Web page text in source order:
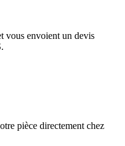
vous envoient un devis
pièce directement chez